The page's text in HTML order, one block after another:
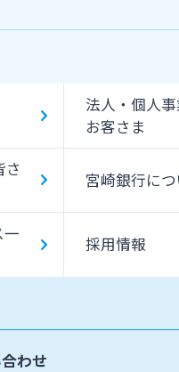
携先
ご利用限度額
Guide
法人・個人
お客さま
さ
宮崎銀行につ
一
採用情報
わせ